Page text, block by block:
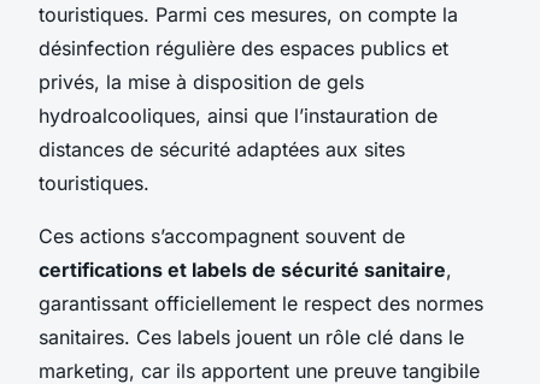
touristiques. Parmi ces mesures, on compte la
désinfection régulière des espaces publics et
privés, la mise à disposition de gels
hydroalcooliques, ainsi que l’instauration de
distances de sécurité adaptées aux sites
touristiques.
Ces actions s’accompagnent souvent de
certifications et labels de sécurité sanitaire,
garantissant officiellement le respect des normes
sanitaires. Ces labels jouent un rôle clé dans le
marketing, car ils apportent une preuve tangibile